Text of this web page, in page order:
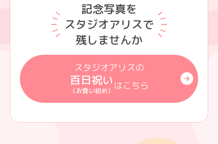
記念写真を
スタジオアリスで
残しませんか
スタジオアリスの
百日祝い
（お食い初め） はこちら